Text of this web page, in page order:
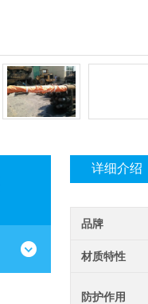
详细介绍
品牌
材质特性
防护作用